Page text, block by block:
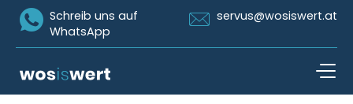
Icon Whatsapp
Schreib uns auf
WhatsApp
Icon Email
servus@wosiswert.at